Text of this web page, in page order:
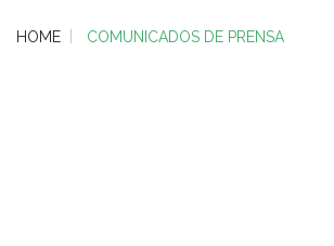
HOME COMUNICADOS DE PRENSA